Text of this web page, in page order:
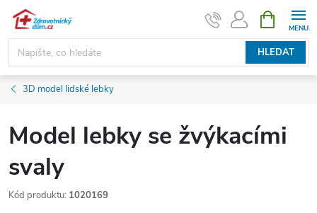
Přejít
obsah
HLEDAT
NÁKUPNÍ
KOŠÍK
3D model lidské lebky
Model lebky se žvýkacími
svaly
Kód produktu: 1020169